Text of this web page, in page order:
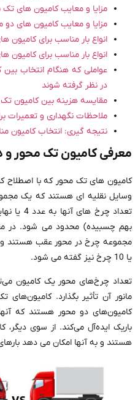
مزایا و معایب کامیون های تک
مزایا و معایب کامیون های دو
انواع بار مناسب برای کامیون
انواع بار مناسب برای کامیون
عواملی که هنگام انتخاب
در نظر گرفته شوند
مقایسه هزینه بین کامیون
ملاحظات نگهداری و تعمیرات
نتیجه گیری: انتخاب کامیون
معرفی کامیون تک محور و
کامیون های تک محور که با اصطلاح
وسایل نقلیه ای هستند که یک
بهم چسبیده) محدود می شود. در
مجموعه چرخ در محور عقب هستند و
یا 10 چرخ نیز گفته می شود.
تعداد چرخ‌های محور یک کامیون
مانور آن تأثیر بگذارد.
کامیون‌های دو محور هستند که
باریک ایده‌آل می‌کند. از سوی دیگر،
هستند و به آنها امکان می دهد